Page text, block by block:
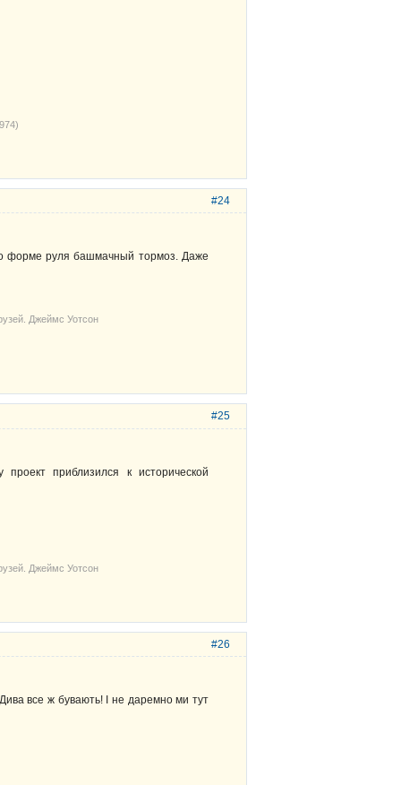
#24
форме руля башмачный тормоз. Даже
Джеймс Уотсон
#25
приблизился к исторической
Джеймс Уотсон
#26
все ж бувають! І не даремно ми тут